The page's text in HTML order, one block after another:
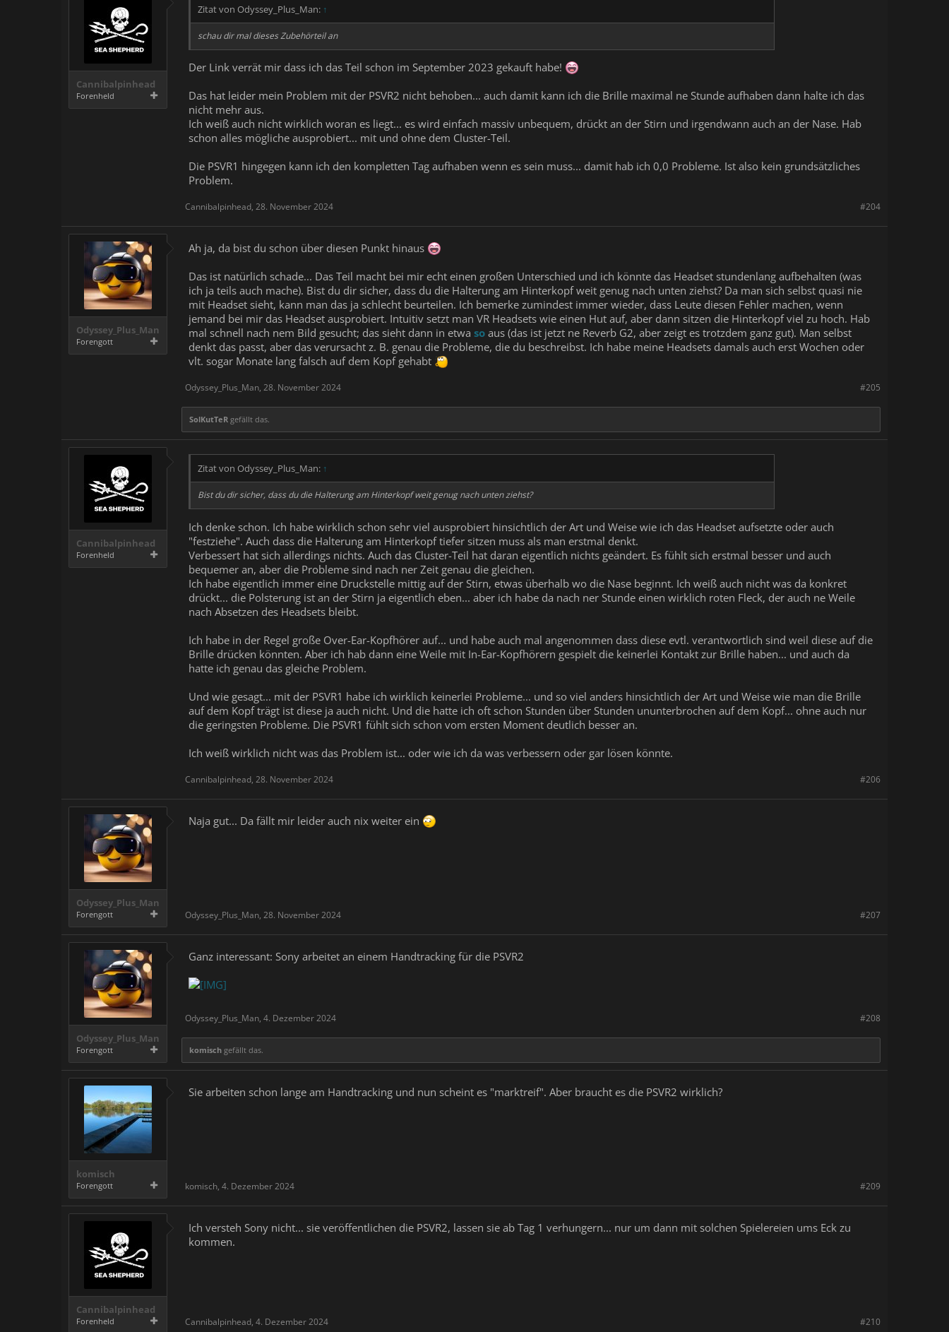
Cannibalpinhead
Forenheld
Zitat von Odyssey_Plus_Man: ↑
schau dir mal dieses Zubehörteil an
Der Link verrät mir dass ich das Teil schon im September 2023 gekauft habe!
Das hat leider mein Problem mit der PSVR2 nicht behoben... auch damit kann ich die Brille maximal ne Stunde aufhaben dann halte ich das
nicht mehr aus.
Ich weiß auch nicht wirklich woran es liegt... es wird einfach massiv unbequem, drückt an der Stirn und irgendwann auch an der Nase. Hab
schon alles mögliche ausprobiert... mit und ohne dem Cluster-Teil.
Die PSVR1 hingegen kann ich den kompletten Tag aufhaben wenn es sein muss... damit hab ich 0,0 Probleme. Ist also kein grundsätzliches
Problem.
#204
Cannibalpinhead, 28. November 2024
Odyssey_Plus_Man
Forengott
Ah ja, da bist du schon über diesen Punkt hinaus
Das ist natürlich schade... Das Teil macht bei mir echt einen großen Unterschied und ich könnte das Headset stundenlang aufbehalten (was
ich ja teils auch mache). Bist du dir sicher, dass du die Halterung am Hinterkopf weit genug nach unten ziehst? Da man sich selbst quasi nie
mit Headset sieht, kann man das ja schlecht beurteilen. Ich bemerke zumindest immer wieder, dass Leute diesen Fehler machen, wenn
jemand bei mir das Headset ausprobiert. Intuitiv setzt man VR Headsets wie einen Hut auf, aber dann sitzen die Hinterkopf viel zu hoch. Hab
mal schnell nach nem Bild gesucht; das sieht dann in etwa so aus (das ist jetzt ne Reverb G2, aber zeigt es trotzdem ganz gut). Man selbst
denkt das passt, aber das verursacht z. B. genau die Probleme, die du beschreibst. Ich habe meine Headsets damals auch erst Wochen oder
vlt. sogar Monate lang falsch auf dem Kopf gehabt
#205
Odyssey_Plus_Man, 28. November 2024
SolKutTeR gefällt das.
Cannibalpinhead
Forenheld
Zitat von Odyssey_Plus_Man: ↑
Bist du dir sicher, dass du die Halterung am Hinterkopf weit genug nach unten ziehst?
Ich denke schon. Ich habe wirklich schon sehr viel ausprobiert hinsichtlich der Art und Weise wie ich das Headset aufsetzte oder auch
"festziehe". Auch dass die Halterung am Hinterkopf tiefer sitzen muss als man erstmal denkt.
Verbessert hat sich allerdings nichts. Auch das Cluster-Teil hat daran eigentlich nichts geändert. Es fühlt sich erstmal besser und auch
bequemer an, aber die Probleme sind nach ner Zeit genau die gleichen.
Ich habe eigentlich immer eine Druckstelle mittig auf der Stirn, etwas überhalb wo die Nase beginnt. Ich weiß auch nicht was da konkret
drückt... die Polsterung ist an der Stirn ja eigentlich eben... aber ich habe da nach ner Stunde einen wirklich roten Fleck, der auch ne Weile
nach Absetzen des Headsets bleibt.
Ich habe in der Regel große Over-Ear-Kopfhörer auf... und habe auch mal angenommen dass diese evtl. verantwortlich sind weil diese auf die
Brille drücken könnten. Aber ich hab dann eine Weile mit In-Ear-Kopfhörern gespielt die keinerlei Kontakt zur Brille haben... und auch da
hatte ich genau das gleiche Problem.
Und wie gesagt... mit der PSVR1 habe ich wirklich keinerlei Probleme... und so viel anders hinsichtlich der Art und Weise wie man die Brille
auf dem Kopf trägt ist diese ja auch nicht. Und die hatte ich oft schon Stunden über Stunden ununterbrochen auf dem Kopf... ohne auch nur
die geringsten Probleme. Die PSVR1 fühlt sich schon vom ersten Moment deutlich besser an.
Ich weiß wirklich nicht was das Problem ist... oder wie ich da was verbessern oder gar lösen könnte.
#206
Cannibalpinhead, 28. November 2024
Odyssey_Plus_Man
Forengott
Naja gut... Da fällt mir leider auch nix weiter ein
#207
Odyssey_Plus_Man, 28. November 2024
Odyssey_Plus_Man
Forengott
Ganz interessant: Sony arbeitet an einem Handtracking für die PSVR2
#208
Odyssey_Plus_Man, 4. Dezember 2024
komisch gefällt das.
komisch
Forengott
Sie arbeiten schon lange am Handtracking und nun scheint es "marktreif". Aber braucht es die PSVR2 wirklich?
#209
komisch, 4. Dezember 2024
Cannibalpinhead
Forenheld
Ich versteh Sony nicht... sie veröffentlichen die PSVR2, lassen sie ab Tag 1 verhungern... nur um dann mit solchen Spielereien ums Eck zu
kommen.
#210
Cannibalpinhead, 4. Dezember 2024